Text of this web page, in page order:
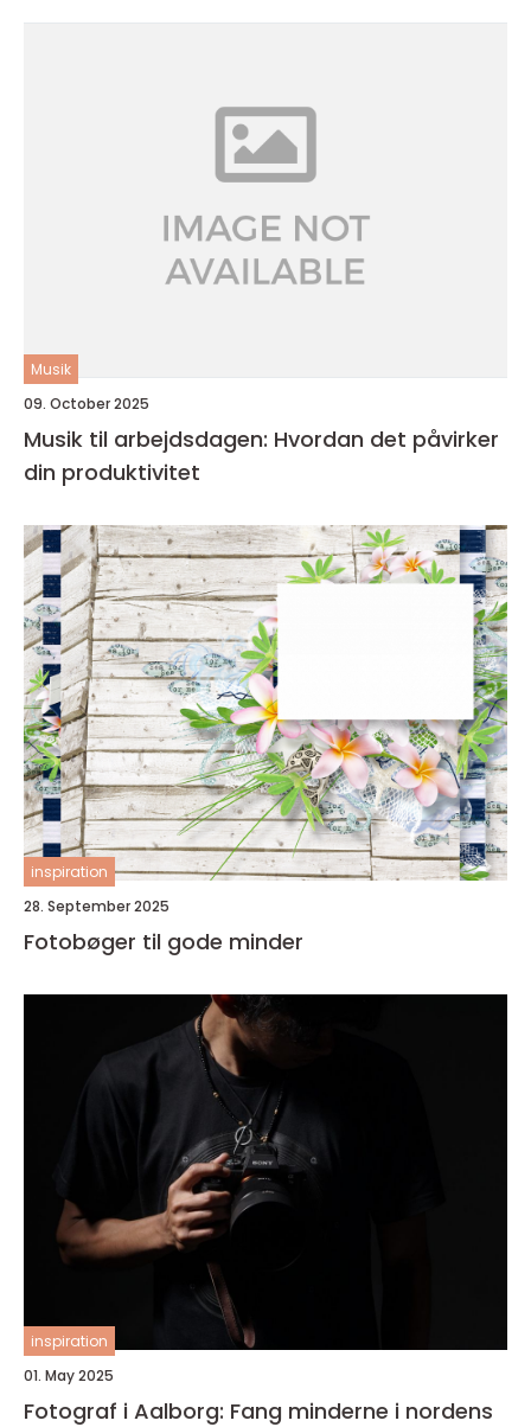
Musik
09. October 2025
Musik til arbejdsdagen: Hvordan det påvirker
din produktivitet
inspiration
28. September 2025
Fotobøger til gode minder
inspiration
01. May 2025
Fotograf i Aalborg: Fang minderne i nordens